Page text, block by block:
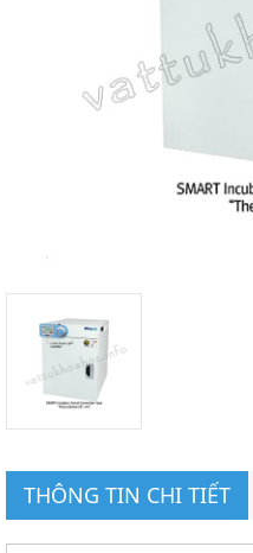
THÔNG TIN CHI TIẾT